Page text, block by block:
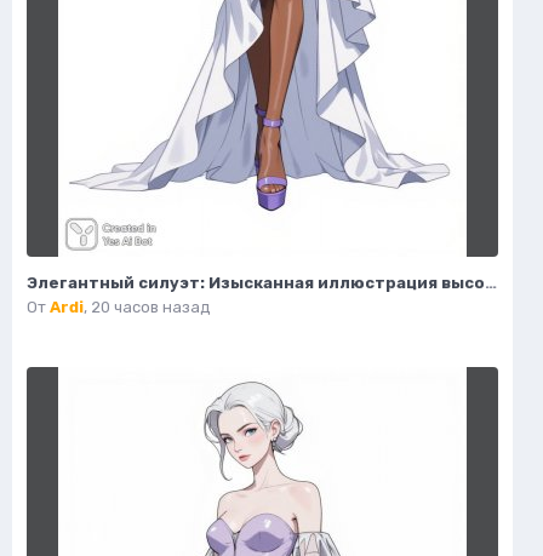
Элегантный силуэт: Изысканная иллюстрация высокой моды. Изображение из нейронной сети Flux 1
От Ardi, 20 часов назад